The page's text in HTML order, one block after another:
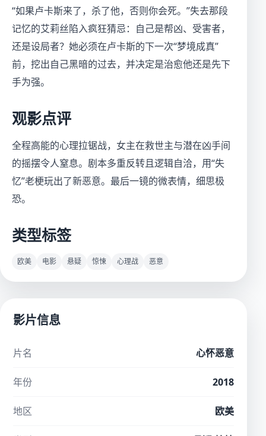
“如果卢卡斯来了，杀了他，否则你会死。”失去那段
记忆的艾莉丝陷入疯狂猜忌：自己是帮凶、受害者，
还是设局者？她必须在卢卡斯的下一次“梦境成真”
前，挖出自己黑暗的过去，并决定是治愈他还是先下
手为强。
观影点评
全程高能的心理拉锯战，女主在救世主与潜在凶手间
的摇摆令人窒息。剧本多重反转且逻辑自洽，用“失
忆”老梗玩出了新恶意。最后一镜的微表情，细思极
恐。
类型标签
欧美 电影 悬疑 惊悚 心理战 恶意
影片信息
片名 心怀恶意
年份 2018
地区 欧美